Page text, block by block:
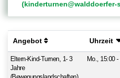
(kinderturnen@walddoerfer-
Angebot Uhrzeit
Eltern-Kind-Turnen, 1- 3
Jahre
Mo., 15:00